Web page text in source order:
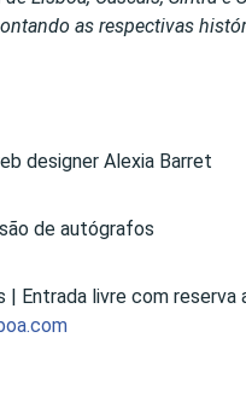
as respectivas
designer Alexia Barret
de autógrafos
| Entrada livre com